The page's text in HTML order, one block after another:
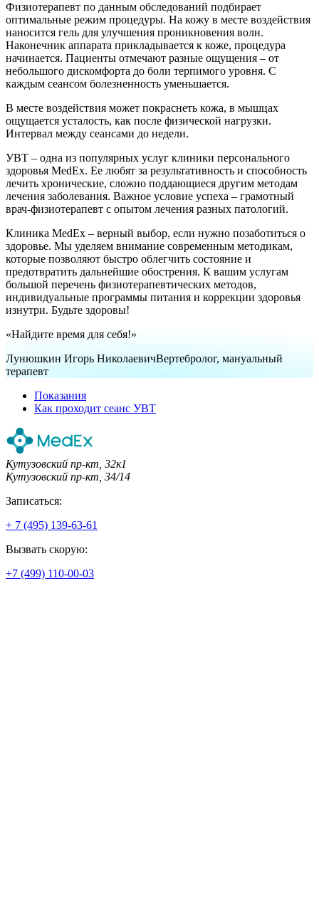
Физиотерапевт по данным обследований подбирает
оптимальные режим процедуры. На кожу в месте воздействия
наносится гель для улучшения проникновения волн.
Наконечник аппарата прикладывается к коже, процедура
начинается. Пациенты отмечают разные ощущения – от
небольшого дискомфорта до боли терпимого уровня. С
каждым сеансом болезненность уменьшается.
В месте воздействия может покраснеть кожа, в мышцах
ощущается усталость, как после физической нагрузки.
Интервал между сеансами до недели.
УВТ – одна из популярных услуг клиники персонального
здоровья MedEx. Ее любят за результативность и способность
лечить хронические, сложно поддающиеся другим методам
лечения заболевания. Важное условие успеха – грамотный
врач-физиотерапевт с опытом лечения разных патологий.
Клиника MedEx – верный выбор, если нужно позаботиться о
здоровье. Мы уделяем внимание современным методикам,
которые позволяют быстро облегчить состояние и
предотвратить дальнейшие обострения. К вашим услугам
большой перечень физиотерапевтических методов,
индивидуальные программы питания и коррекции здоровья
изнутри. Будьте здоровы!
«Найдите время для себя!»
Лунюшкин Игорь НиколаевичВертебролог, мануальный
терапевт
Показания
Как проходит сеанс УВТ
Кутузовский пр-кт, 32к1
Кутузовский пр-кт, 34/14
Записаться:
+ 7 (495) 139-63-61
Вызвать скорую:
+7 (499) 110-00-03